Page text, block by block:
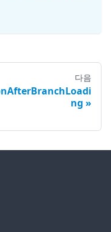
다음
ng